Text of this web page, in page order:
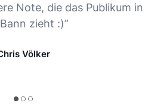
Note, die das Publikum in
zieht :)”
Völker